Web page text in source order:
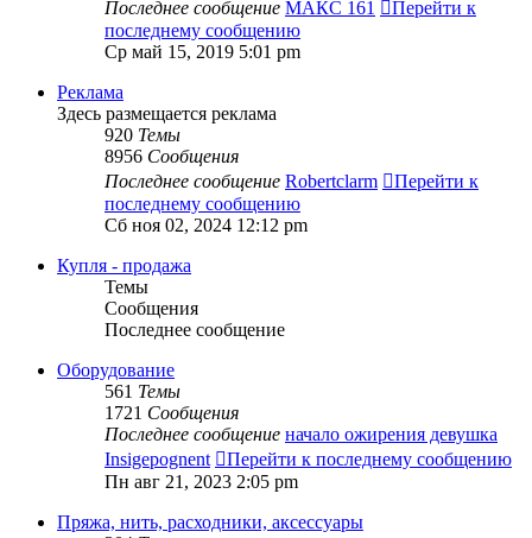
Последнее сообщение МАКС 161
Перейти к
последнему сообщению
Ср май 15, 2019 5:01 pm
Реклама
Здесь размещается реклама
920 Темы
8956 Сообщения
Последнее сообщение Robertclarm
Перейти к
последнему сообщению
Сб ноя 02, 2024 12:12 pm
Купля - продажа
Темы
Сообщения
Последнее сообщение
Оборудование
561 Темы
1721 Сообщения
Последнее сообщение начало ожирения девушка
Insigepognent
Перейти к последнему сообщению
Пн авг 21, 2023 2:05 pm
Пряжа, нить, расходники, аксессуары